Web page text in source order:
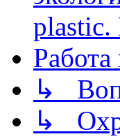
plastic.
↳
↳